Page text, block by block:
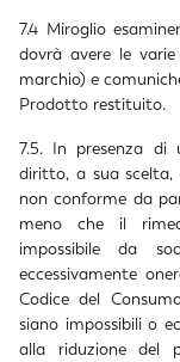
7.4 Miroglio
dovrà avere le
marchio) e
Prodotto restituito.
7.5. In presenza
diritto, a sua scelta,
non conforme da
meno che il
impossibile da
eccessivamente
Codice del
siano impossibili o
alla riduzione del